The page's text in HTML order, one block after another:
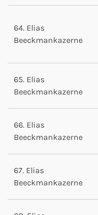
64. Elias
Beeckmankazerne
65. Elias
Beeckmankazerne
66. Elias
Beeckmankazerne
67. Elias
Beeckmankazerne